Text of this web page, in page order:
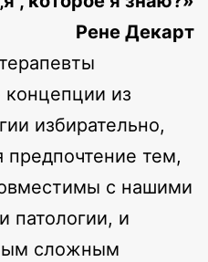
Рене Декарт
концепции из
избирательно,
предпочтение тем,
с нашими
патологии, и
сложным